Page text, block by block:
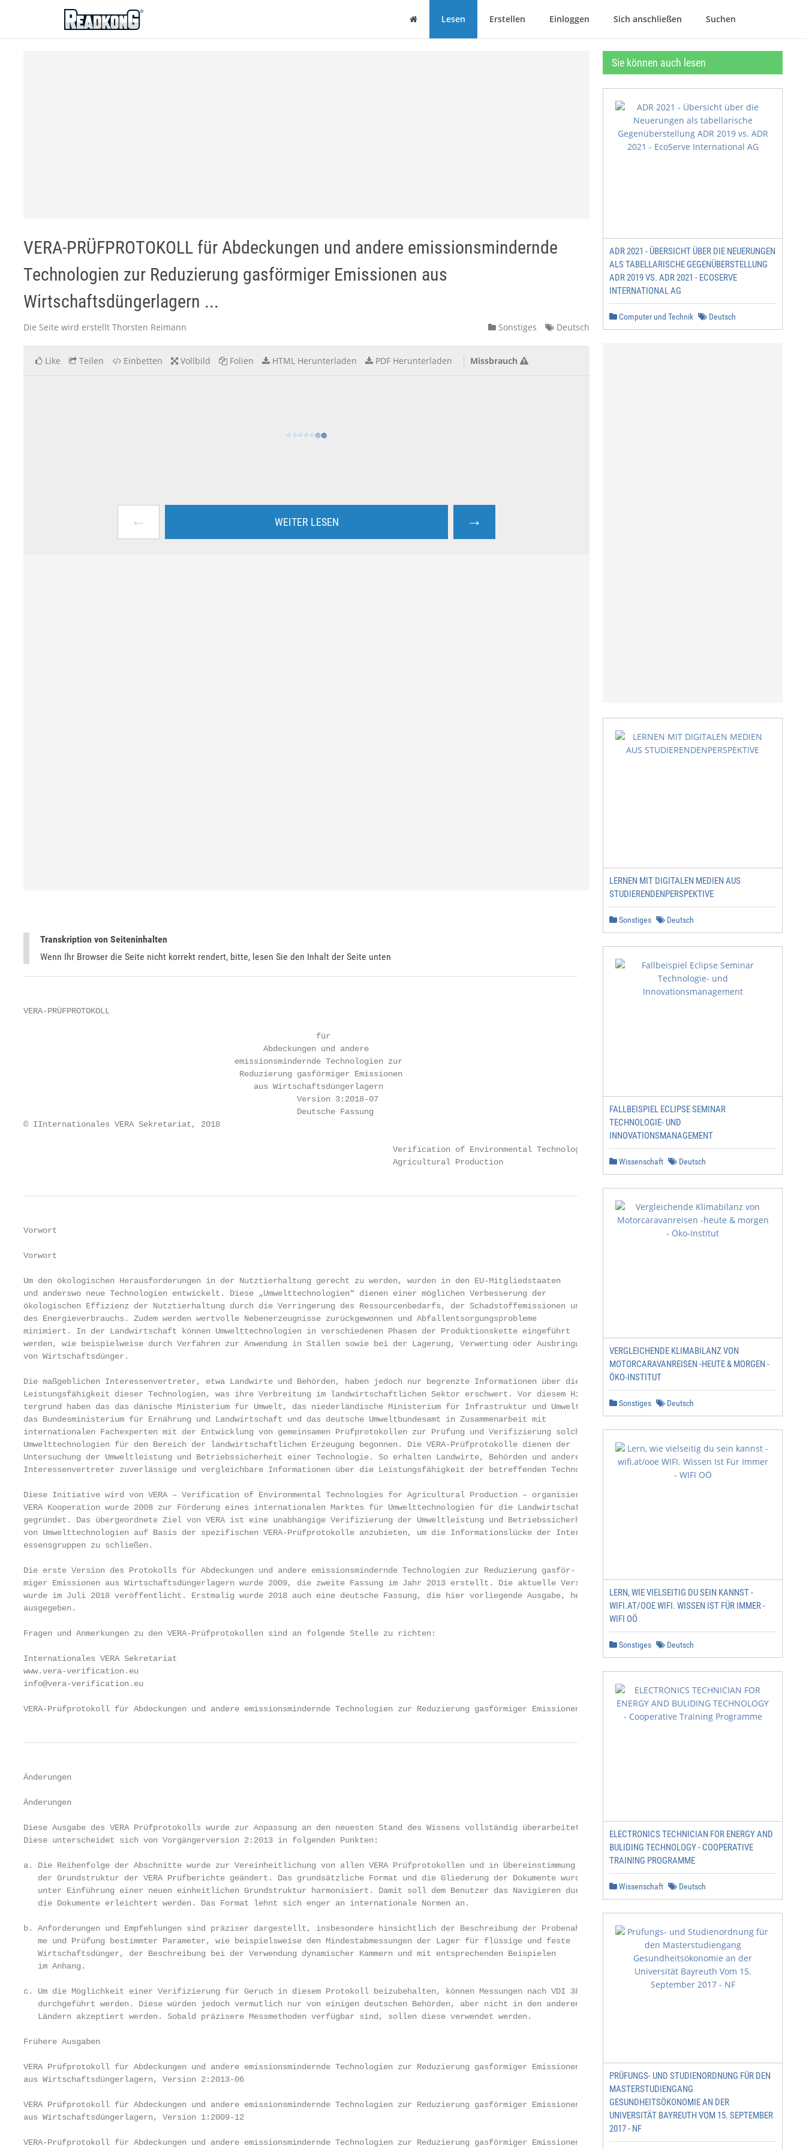
ReadkonG
Haus Lesen Erstellen Einloggen Sich anschließen Suchen
VERA-PRÜFPROTOKOLL für Abdeckungen und andere emissionsmindernde
Technologien zur Reduzierung gasförmiger Emissionen aus
Wirtschaftsdüngerlagern ...
Die Seite wird erstellt Thorsten Reimann Sonstiges Deutsch
Like Teilen Einbetten Vollbild Folien HTML Herunterladen PDF Herunterladen Missbrauch
← WEITER LESEN →
Transkription von Seiteninhalten
Wenn Ihr Browser die Seite nicht korrekt rendert, bitte, lesen Sie den Inhalt der Seite unten
VERA-PRÜFPROTOKOLL
                                                             für
                                                  Abdeckungen und andere
                                            emissionsmindernde Technologien zur
                                             Reduzierung gasförmiger Emissionen
                                                aus Wirtschaftsdüngerlagern
                                                         Version 3:2018-07
                                                         Deutsche Fassung
© IInternationales VERA Sekretariat, 2018
                                                                             Verification of Environmental Technologies for
                                                                             Agricultural Production
Vorwort
Vorwort
Um den ökologischen Herausforderungen in der Nutztierhaltung gerecht zu werden, wurden in den EU-Mitgliedstaaten
und anderswo neue Technologien entwickelt. Diese „Umwelttechnologien“ dienen einer möglichen Verbesserung der
ökologischen Effizienz der Nutztierhaltung durch die Verringerung des Ressourcenbedarfs, der Schadstoffemissionen und
des Energieverbrauchs. Zudem werden wertvolle Nebenerzeugnisse zurückgewonnen und Abfallentsorgungsprobleme
minimiert. In der Landwirtschaft können Umwelttechnologien in verschiedenen Phasen der Produktionskette eingeführt
werden, wie beispielweise durch Verfahren zur Anwendung in Ställen sowie bei der Lagerung, Verwertung oder Ausbringung
von Wirtschaftsdünger.
Die maßgeblichen Interessenvertreter, etwa Landwirte und Behörden, haben jedoch nur begrenzte Informationen über die
Leistungsfähigkeit dieser Technologien, was ihre Verbreitung im landwirtschaftlichen Sektor erschwert. Vor diesem Hin-
tergrund haben das das dänische Ministerium für Umwelt, das niederländische Ministerium für Infrastruktur und Umwelt,
das Bundesministerium für Ernährung und Landwirtschaft und das deutsche Umweltbundesamt in Zusammenarbeit mit
internationalen Fachexperten mit der Entwicklung von gemeinsamen Prüfprotokollen zur Prüfung und Verifizierung solcher
Umwelttechnologien für den Bereich der landwirtschaftlichen Erzeugung begonnen. Die VERA-Prüfprotokolle dienen der
Untersuchung der Umweltleistung und Betriebssicherheit einer Technologie. So erhalten Landwirte, Behörden und anderen
Interessenvertreter zuverlässige und vergleichbare Informationen über die Leistungsfähigkeit der betreffenden Technologie.
Diese Initiative wird von VERA – Verification of Environmental Technologies for Agricultural Production – organisiert. Die
VERA Kooperation wurde 2008 zur Förderung eines internationalen Marktes für Umwelttechnologien für die Landwirtschaft
gegründet. Das übergeordnete Ziel von VERA ist eine unabhängige Verifizierung der Umweltleistung und Betriebssicherheit
von Umwelttechnologien auf Basis der spezifischen VERA-Prüfprotokolle anzubieten, um die Informationslücke der Inter-
essensgruppen zu schließen.
Die erste Version des Protokolls für Abdeckungen und andere emissionsmindernde Technologien zur Reduzierung gasför-
miger Emissionen aus Wirtschaftsdüngerlagern wurde 2009, die zweite Fassung im Jahr 2013 erstellt. Die aktuelle Version 3
wurde im Juli 2018 veröffentlicht. Erstmalig wurde 2018 auch eine deutsche Fassung, die hier vorliegende Ausgabe, her-
ausgegeben.
Fragen und Anmerkungen zu den VERA-Prüfprotokollen sind an folgende Stelle zu richten:
Internationales VERA Sekretariat
www.vera-verification.eu
info@vera-verification.eu
VERA-Prüfprotokoll für Abdeckungen und andere emissionsmindernde Technologien zur Reduzierung gasförmiger Emissionen – Version 3:2018-07   Seite 2 von 28
Änderungen
Änderungen
Diese Ausgabe des VERA Prüfprotokolls wurde zur Anpassung an den neuesten Stand des Wissens vollständig überarbeitet.
Diese unterscheidet sich von Vorgängerversion 2:2013 in folgenden Punkten:
a. Die Reihenfolge der Abschnitte wurde zur Vereinheitlichung von allen VERA Prüfprotokollen und in Übereinstimmung mit
   der Grundstruktur der VERA Prüfberichte geändert. Das grundsätzliche Format und die Gliederung der Dokumente wurden
   unter Einführung einer neuen einheitlichen Grundstruktur harmonisiert. Damit soll dem Benutzer das Navigieren durch
   die Dokumente erleichtert werden. Das Format lehnt sich enger an internationale Normen an.
b. Anforderungen und Empfehlungen sind präziser dargestellt, insbesondere hinsichtlich der Beschreibung der Probenah-
   me und Prüfung bestimmter Parameter, wie beispielsweise den Mindestabmessungen der Lager für flüssige und feste
   Wirtschaftsdünger, der Beschreibung bei der Verwendung dynamischer Kammern und mit entsprechenden Beispielen
   im Anhang.
c. Um die Möglichkeit einer Verifizierung für Geruch in diesem Protokoll beizubehalten, können Messungen nach VDI 3880
   durchgeführt werden. Diese würden jedoch vermutlich nur von einigen deutschen Behörden, aber nicht in den anderen
   Ländern akzeptiert werden. Sobald präzisere Messmethoden verfügbar sind, sollen diese verwendet werden.
Frühere Ausgaben
VERA Prüfprotokoll für Abdeckungen und andere emissionsmindernde Technologien zur Reduzierung gasförmiger Emissionen
aus Wirtschaftsdüngerlagern, Version 2:2013-06
VERA Prüfprotokoll für Abdeckungen und andere emissionsmindernde Technologien zur Reduzierung gasförmiger Emissionen
aus Wirtschaftsdüngerlagern, Version 1:2009-12
VERA-Prüfprotokoll für Abdeckungen und andere emissionsmindernde Technologien zur Reduzierung gasförmiger Emissionen – Version 3:2018-07   Seite 3 von 28
Sie können auch lesen
ADR 2021 - ÜBERSICHT ÜBER DIE NEUERUNGEN
ALS TABELLARISCHE GEGENÜBERSTELLUNG
ADR 2019 VS. ADR 2021 - ECOSERVE
INTERNATIONAL AG
Computer und Technik Deutsch
LERNEN MIT DIGITALEN MEDIEN AUS
STUDIERENDENPERSPEKTIVE
Sonstiges Deutsch
FALLBEISPIEL ECLIPSE SEMINAR
TECHNOLOGIE- UND
INNOVATIONSMANAGEMENT
Wissenschaft Deutsch
VERGLEICHENDE KLIMABILANZ VON
MOTORCARAVANREISEN -HEUTE & MORGEN -
ÖKO-INSTITUT
Sonstiges Deutsch
LERN, WIE VIELSEITIG DU SEIN KANNST -
WIFI.AT/OOE WIFI. WISSEN IST FÜR IMMER -
WIFI OÖ
Sonstiges Deutsch
ELECTRONICS TECHNICIAN FOR ENERGY AND
BULIDING TECHNOLOGY - COOPERATIVE
TRAINING PROGRAMME
Wissenschaft Deutsch
PRÜFUNGS- UND STUDIENORDNUNG FÜR DEN
MASTERSTUDIENGANG
GESUNDHEITSÖKONOMIE AN DER
UNIVERSITÄT BAYREUTH VOM 15. SEPTEMBER
2017 - NF